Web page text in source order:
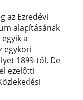
az Ezredévi
alapításának
a
egykori
1899-től. De
ezelőtti